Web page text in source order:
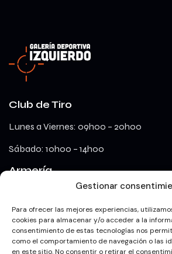
Gestionar
Para ofrecer las mejores experiencias,
cookies para almacenar y/o acceder a la
consentimiento de estas tecnologías nos
como el comportamiento de navegación o las
en este sitio. No consentir o retirar el
Club de Tiro
Lunes a Viernes: 09h00 – 20h00
Sábado: 10h00 – 14h00
Armería
lunes a viernes: 09h00 – 18h00
Redes Sociales